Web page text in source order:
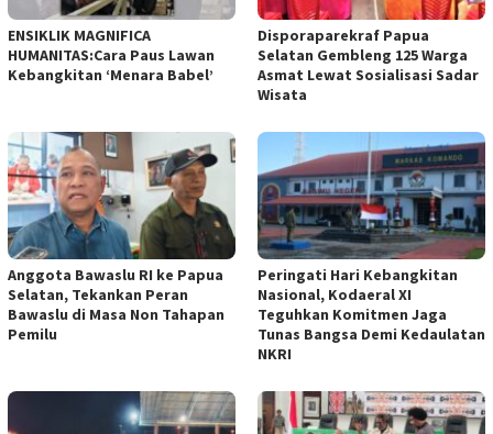
ENSIKLIK MAGNIFICA
HUMANITAS:Cara Paus Lawan
Kebangkitan ‘Menara Babel’
Disporaparekraf Papua
Selatan Gembleng 125 Warga
Asmat Lewat Sosialisasi Sadar
Wisata
Anggota Bawaslu RI ke Papua
Selatan, Tekankan Peran
Bawaslu di Masa Non Tahapan
Pemilu
Peringati Hari Kebangkitan
Nasional, Kodaeral XI
Teguhkan Komitmen Jaga
Tunas Bangsa Demi Kedaulatan
NKRI